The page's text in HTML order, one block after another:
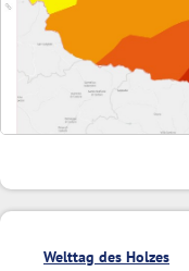
Welttag des Holzes